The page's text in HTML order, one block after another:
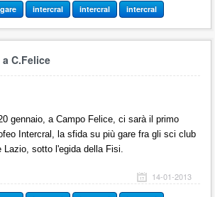
gare intercral intercral intercral
C.Felice
gennaio, a Campo Felice, ci sarà il primo
Intercral, la sfida su più gare fra gli sci club
Lazio, sotto l'egida della Fisi.
14-01-2013